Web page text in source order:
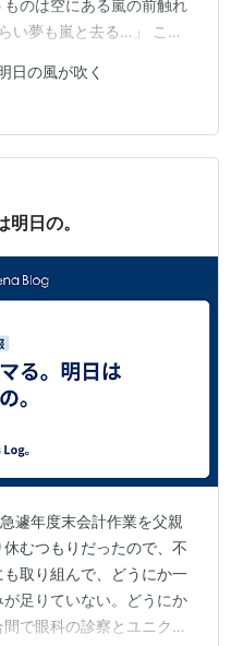
のは空にある嵐の前触れ
い夢も嵐と去る…」 この
、晴天も嵐も、すべては
な嵐も必ず過ぎ去ってい
わりゆく 人生は予期せぬ
でいると思った矢先に、
があります。 それはまる
日の風が吹く
日の。
遽年度末会計作業を父親
むつもりだったので、不
取り組んで、どうにか一
足りていない。どうにか
で眼科の診察とユニクロ